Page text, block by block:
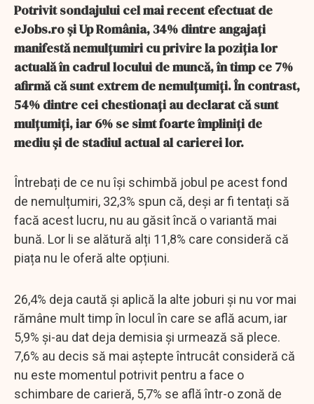
Potrivit sondajului cel mai recent efectuat de
eJobs.ro și Up România, 34% dintre angajați
manifestă nemulțumiri cu privire la poziția lor
actuală în cadrul locului de muncă, în timp ce 7%
afirmă că sunt extrem de nemulțumiți. În contrast,
54% dintre cei chestionați au declarat că sunt
mulțumiți, iar 6% se simt foarte împliniți de
mediu și de stadiul actual al carierei lor.
Întrebați de ce nu își schimbă jobul pe acest fond
de nemulțumiri, 32,3% spun că, deși ar fi tentați să
facă acest lucru, nu au găsit încă o variantă mai
bună. Lor li se alătură alți 11,8% care consideră că
piața nu le oferă alte opțiuni.
26,4% deja caută și aplică la alte joburi și nu vor mai
rămâne mult timp în locul în care se află acum, iar
5,9% și-au dat deja demisia și urmează să plece.
7,6% au decis să mai aștepte întrucât consideră că
nu este momentul potrivit pentru a face o
schimbare de carieră, 5,7% se află într-o zonă de